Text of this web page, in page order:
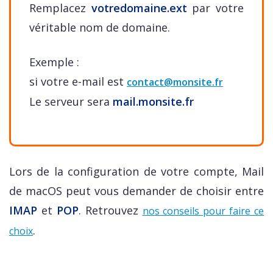
Remplacez votredomaine.ext par votre
véritable nom de domaine.
Exemple :
si votre e-mail est contact@monsite.fr
Le serveur sera mail.monsite.fr
Lors de la configuration de votre compte, Mail
de macOS peut vous demander de choisir entre
IMAP et POP. Retrouvez nos conseils pour faire ce
choix.